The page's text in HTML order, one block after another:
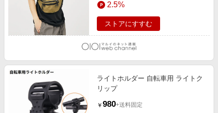
2.5%
ストアにすすむ
ライトホルダー 自転車用 ライトク
リップ
￥ 980+送料固定